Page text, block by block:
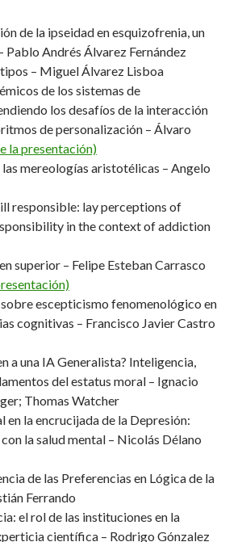
de la ipseidad en esquizofrenia, un
Pablo Andrés Álvarez Fernández
– Miguel Álvarez Lisboa
de los sistemas de
los desafíos de la interacción
de personalización – Álvaro
la presentación)
mereologías aristotélicas – Angelo
responsible: lay perceptions of
in the context of addiction
superior – Felipe Esteban Carrasco
escepticismo fenomenológico en
cognitivas – Francisco Javier Castro
a una IA Generalista? Inteligencia,
del estatus moral – Ignacio
Thomas Watcher
en la encrucijada de la Depresión:
la salud mental – Nicolás Délano
de las Preferencias en Lógica de la
Ferrando
el rol de las instituciones en la
científica – Rodrigo Gónzalez